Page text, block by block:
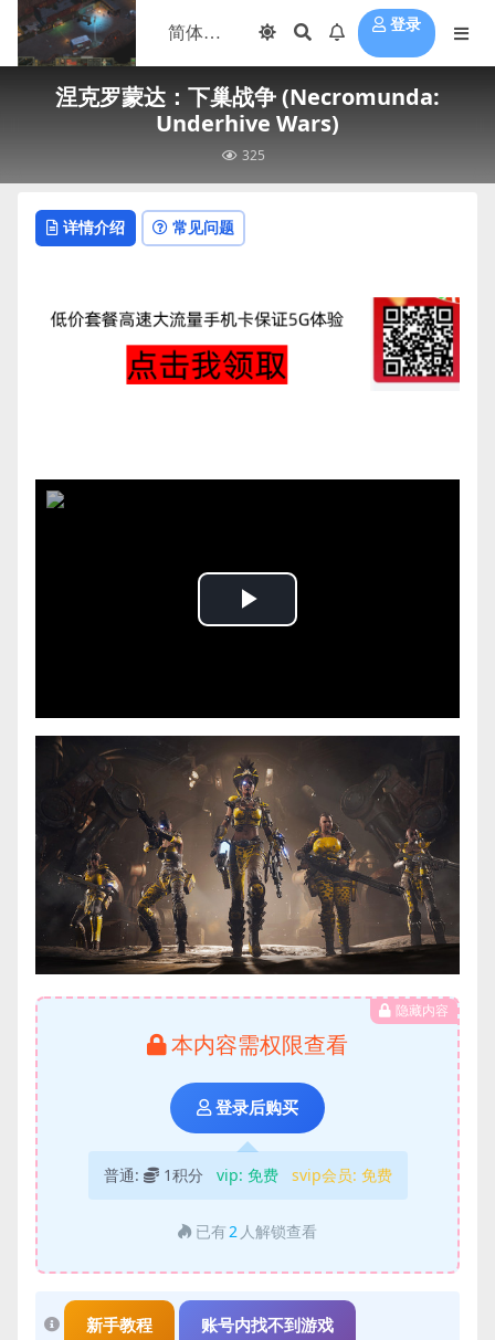
登录
涅克罗蒙达：下巢战争 (Necromunda:
Underhive Wars)
325
详情介绍 常见问题
Play
隐藏内容
本内容需权限查看
登录后购买
普通: 1积分 vip: 免费 svip会员: 免费
已有 2 人解锁查看
新手教程 账号内找不到游戏